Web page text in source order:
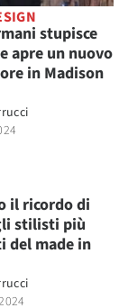
stupisce
apre un nuovo
in Madison
il ricordo di
stilisti più
del made in